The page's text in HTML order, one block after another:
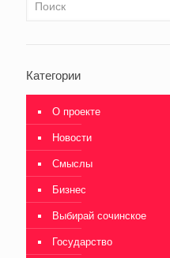
Категории
О проекте
Новости
Смыслы
Бизнес
Выбирай сочинское
Государство